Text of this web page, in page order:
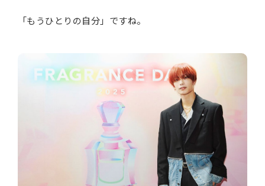
「もうひとりの自分」ですね。